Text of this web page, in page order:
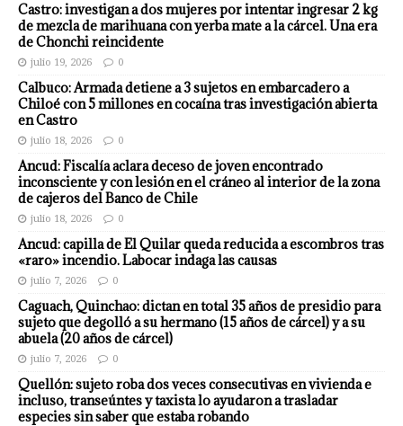
Castro: investigan a dos mujeres por intentar ingresar 2 kg
de mezcla de marihuana con yerba mate a la cárcel. Una era
de Chonchi reincidente
julio 19, 2026 0
Calbuco: Armada detiene a 3 sujetos en embarcadero a
Chiloé con 5 millones en cocaína tras investigación abierta
en Castro
julio 18, 2026 0
Ancud: Fiscalía aclara deceso de joven encontrado
inconsciente y con lesión en el cráneo al interior de la zona
de cajeros del Banco de Chile
julio 18, 2026 0
Ancud: capilla de El Quilar queda reducida a escombros tras
«raro» incendio. Labocar indaga las causas
julio 7, 2026 0
Caguach, Quinchao: dictan en total 35 años de presidio para
sujeto que degolló a su hermano (15 años de cárcel) y a su
abuela (20 años de cárcel)
julio 7, 2026 0
Quellón: sujeto roba dos veces consecutivas en vivienda e
incluso, transeúntes y taxista lo ayudaron a trasladar
especies sin saber que estaba robando